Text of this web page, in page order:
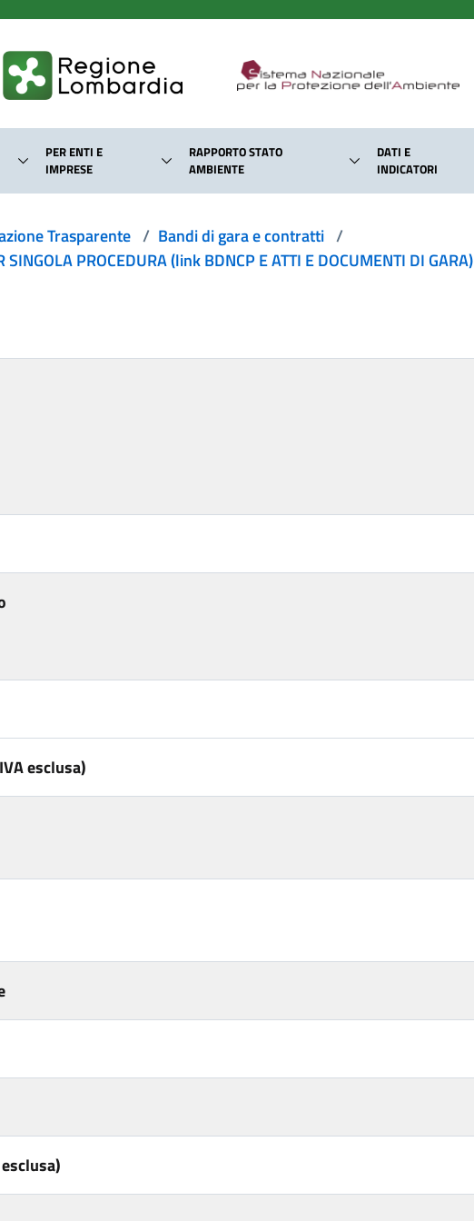
PER ENTI E
IMPRESE
RAPPORTO STATO
AMBIENTE
DATI E
INDICATORI
Trasparente / Bandi di gara e contratti /
SINGOLA PROCEDURA (link BDNCP E ATTI E DOCUMENTI DI GARA)
esclusa)